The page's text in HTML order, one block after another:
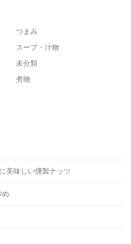
つまみ
スープ・汁物
未分類
煮物
美味しい燻製ナッツ
め